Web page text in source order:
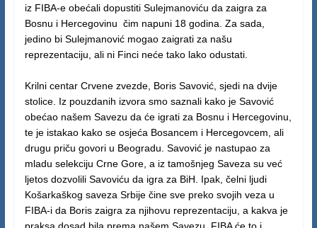
iz FIBA-e obećali dopustiti Sulejmanoviću da zaigra za
Bosnu i Hercegovinu čim napuni 18 godina. Za sada,
jedino bi Sulejmanović mogao zaigrati za našu
reprezentaciju, ali ni Finci neće tako lako odustati.
Krilni centar Crvene zvezde, Boris Savović, sjedi na dvije
stolice. Iz pouzdanih izvora smo saznali kako je Savović
obećao našem Savezu da će igrati za Bosnu i Hercegovinu,
te je istakao kako se osjeća Bosancem i Hercegovcem, ali
drugu priču govori u Beogradu. Savović je nastupao za
mladu selekciju Crne Gore, a iz tamošnjeg Saveza su već
ljetos dozvolili Savoviću da igra za BiH. Ipak, čelni ljudi
Košarkaškog saveza Srbije čine sve preko svojih veza u
FIBA-i da Boris zaigra za njihovu reprezentaciju, a kakva je